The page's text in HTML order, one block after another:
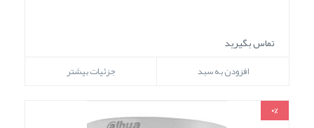
تماس بگیرید
افزودن به سبد جزئیات بیشتر
0%